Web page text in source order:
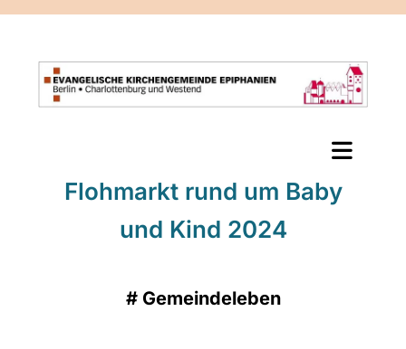
Flohmarkt rund um Baby
und Kind 2024
# Gemeindeleben